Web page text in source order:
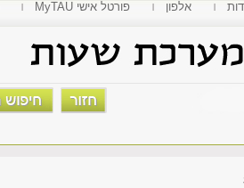
MyTAU פורטל אישי אלפון